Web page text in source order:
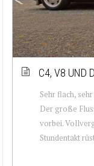
C4, V8 UND
Sehr flach,
Der große
vorbei.
Stundentakt